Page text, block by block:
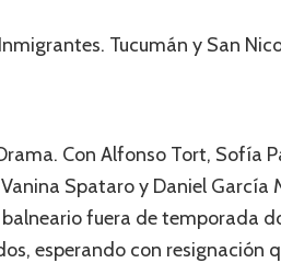
Tucumán y San
Con Alfonso Tort, Sofía
Spataro y Daniel
fuera de temporada
esperando con resignación